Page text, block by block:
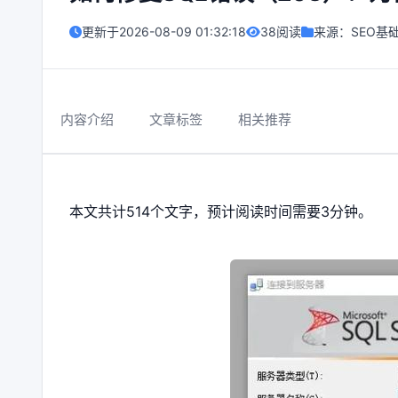
更新于2026-08-09 01:32:18 38阅读 来源： SEO基
内容介绍 文章标签 相关推荐
本文共计514个文字，预计阅读时间需要3分钟。